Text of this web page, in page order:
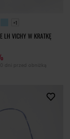
+1
LH VICHY W KRATKĘ
dni przed obniżką